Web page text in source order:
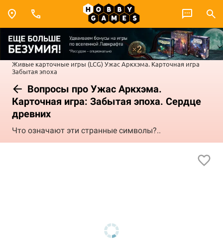
Живые карточные игры (LCG)Ужас Аркхэма. Карточная игра
Забытая эпоха
Вопросы про Ужас Аркхэма.
Карточная игра: Забытая эпоха. Сердце
древних
Что означают эти странные символы?..